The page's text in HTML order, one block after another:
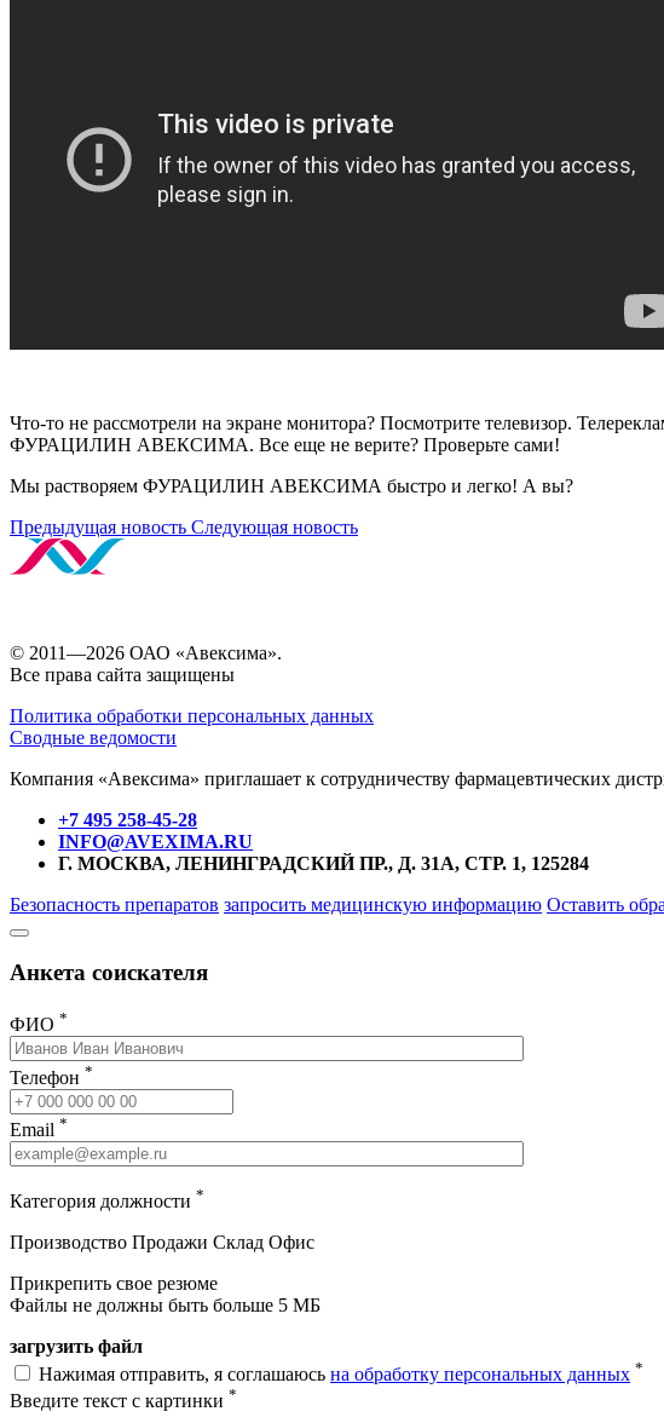
Что-то не рассмотрели на экране монитора? Посмотрите телевизор.
ФУРАЦИЛИН АВЕКСИМА. Все еще не верите? Проверьте сами!
Мы растворяем ФУРАЦИЛИН АВЕКСИМА быстро и легко! А вы?
Предыдущая новость Следующая новость
© 2011—2026 ОАО «Авексима».
Все права сайта защищены
Политика обработки персональных данных
Сводные ведомости
Компания «Авексима» приглашает к сотрудничеству фармацевтических
+7 495 258-45-28
INFO@AVEXIMA.RU
Г. МОСКВА, ЛЕНИНГРАДСКИЙ ПР., Д. 31А, СТР. 1, 125284
Безопасность препаратов запросить медицинскую информацию Оставить
Анкета соискателя
ФИО *
Телефон *
Email *
Категория должности *
Производство Продажи Склад Офис
Прикрепить свое резюме
Файлы не должны быть больше 5 МБ
загрузить файл
Нажимая отправить, я соглашаюсь на обработку персональных данных *
Введите текст с картинки *